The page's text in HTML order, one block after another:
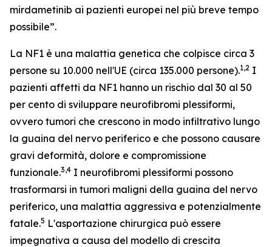
mirdametinib ai pazienti europei nel più breve tempo
possibile”.
La NF1 è una malattia genetica che colpisce circa 3
persone su 10.000 nell'UE (circa 135.000 persone).1,2 I
pazienti affetti da NF1 hanno un rischio dal 30 al 50
per cento di sviluppare neurofibromi plessiformi,
ovvero tumori che crescono in modo infiltrativo lungo
la guaina del nervo periferico e che possono causare
gravi deformità, dolore e compromissione
funzionale.3,4 I neurofibromi plessiformi possono
trasformarsi in tumori maligni della guaina del nervo
periferico, una malattia aggressiva e potenzialmente
fatale.5 L'asportazione chirurgica può essere
impegnativa a causa del modello di crescita